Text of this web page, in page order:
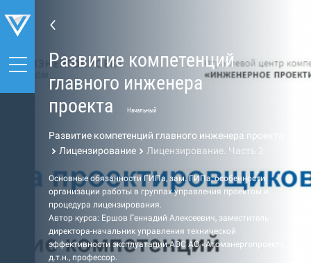
Развитие компетенций
главного инженера
проекта
Начальный
Развитие компетенций главного инженера проекта
Лицензирование
Лицензирование. Часть 2
Основные обязанности ГИПа, зам. ГИПа, особенности
организации работы в группах управления проектом и
процедура лицензирования.
Автор курса: Ершов Геннадий Алексеевич, заместитель
директора-начальник управления технической
эффективности эксплуатации АЭС АО «Атомэнергопроект»,
д.т.н., профессор.